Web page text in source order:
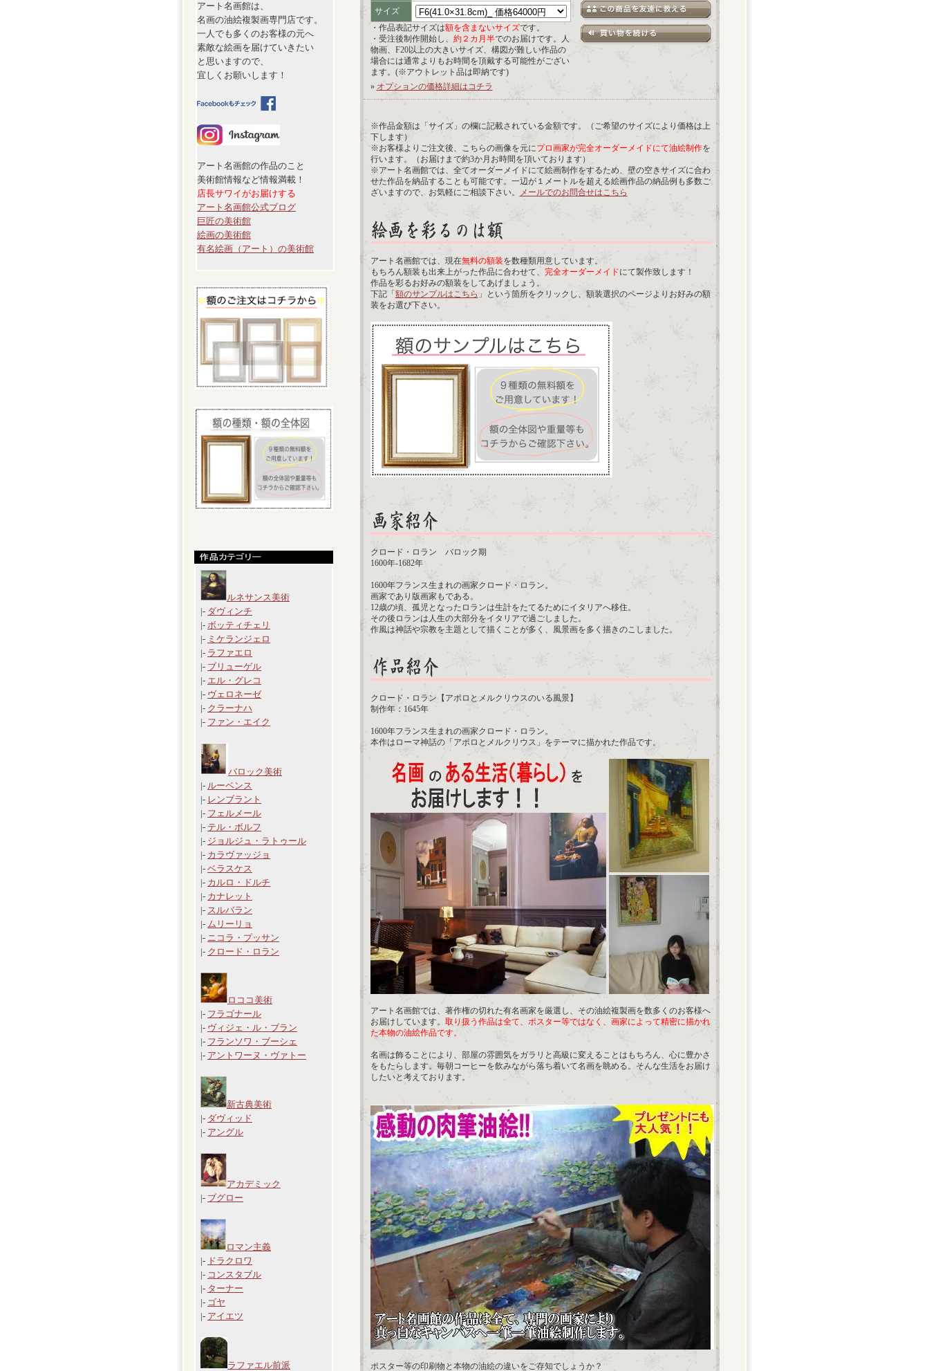
アート名画館は、
名画の油絵複製画専門店です。
一人でも多くのお客様の元へ
素敵な絵画を届けていきたい
と思いますので、
宜しくお願いします！
アート名画館の作品のこと
美術館情報など情報満載！
店長サワイがお届けする
アート名画館公式ブログ
巨匠の美術館
絵画の美術館
有名絵画（アート）の美術館
ルネサンス美術
|- ダヴィンチ
|- ボッティチェリ
|- ミケランジェロ
|- ラファエロ
|- ブリューゲル
|- エル・グレコ
|- ヴェロネーゼ
|- クラーナハ
|- ファン・エイク
バロック美術
|- ルーベンス
|- レンブラント
|- フェルメール
|- テル・ボルフ
|- ジョルジュ・ラトゥール
|- カラヴァッジョ
|- ベラスケス
|- カルロ・ドルチ
|- カナレット
|- スルバラン
|- ムリーリョ
|- ニコラ・プッサン
|- クロード・ロラン
ロココ美術
|- フラゴナール
|- ヴィジェ・ル・ブラン
|- フランソワ・ブーシェ
|- アントワーヌ・ヴァトー
新古典美術
|- ダヴィッド
|- アングル
アカデミック
|- ブグロー
ロマン主義
|- ドラクロワ
|- コンスタブル
|- ターナー
|- ゴヤ
|- アイエツ
ラファエル前派
サイズ
・作品表記サイズは額を含まないサイズです。
・受注後制作開始し、 約２カ月半でのお届けです。人
物画、F20以上の大きいサイズ、構図が難しい作品の
場合には通常よりもお時間を頂戴する可能性がござい
ます。(※アウトレット品は即納です)
» オプションの価格詳細はコチラ
※作品金額は「サイズ」の欄に記載されている金額です。（ご希望のサイズにより価格は上
下します）
※お客様よりご注文後、こちらの画像を元にプロ画家が完全オーダーメイドにて油絵制作を
行います。（お届けまで約3か月お時間を頂いております）
※アート名画館では、全てオーダーメイドにて絵画制作をするため、壁の空きサイズに合わ
せた作品を納品することも可能です。一辺が１メートルを超える絵画作品の納品例も多数ご
ざいますので、お気軽にご相談下さい。
メールでのお問合せはこちら
アート名画館では、現在無料の額装を数種類用意しています。
もちろん額装も出来上がった作品に合わせて、 完全オーダーメイドにて製作致します！
作品を彩るお好みの額装をしてあげましょう。
下記「 額のサンプルはこちら 」という箇所をクリックし、額装選択のページよりお好みの額
装をお選び下さい。
クロード・ロラン バロック期
1600年-1682年
1600年フランス生まれの画家クロード・ロラン。
画家であり版画家もである。
12歳の頃、孤児となったロランは生計をたてるためにイタリアへ移住。
その後ロランは人生の大部分をイタリアで過ごしました。
作風は神話や宗教を主題として描くことが多く、風景画を多く描きのこしました。
クロード・ロラン【アポロとメルクリウスのいる風景】
制作年：1645年
1600年フランス生まれの画家クロード・ロラン。
本作はローマ神話の「アポロとメルクリウス」をテーマに描かれた作品です。
アート名画館では、著作権の切れた有名画家を厳選し、その油絵複製画を数多くのお客様へ
お届けしています。 取り扱う作品は全て、ポスター等ではなく、画家によって精密に描かれ
た本物の油絵作品です。
名画は飾ることにより、部屋の雰囲気をガラリと高級に変えることはもちろん、心に豊かさ
をもたらします。毎朝コーヒーを飲みながら落ち着いて名画を眺める。そんな生活をお届け
したいと考えております。
ポスター等の印刷物と本物の油絵の違いをご存知でしょうか？